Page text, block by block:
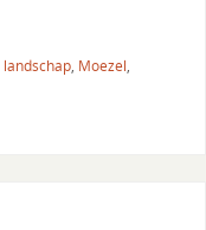
landschap, Moezel,